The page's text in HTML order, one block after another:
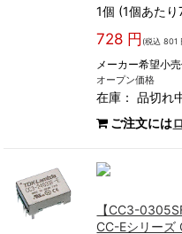
1個 (1個あた
728 円 (税込 801
メーカー希望小
オープン価格
在庫：品切れ
ご注文には
【CC3-
CC-Eシリーズ